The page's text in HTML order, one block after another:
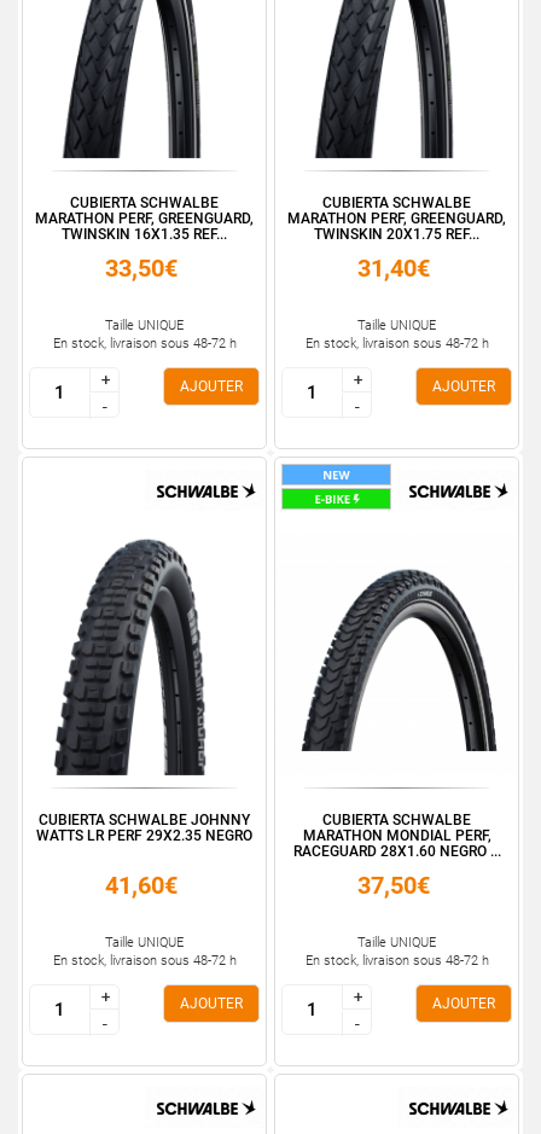
CUBIERTA SCHWALBE
MARATHON PERF, GREENGUARD,
TWINSKIN 16X1.35 REF...
33,50€
Taille UNIQUE
En stock, livraison sous 48-72 h
+
-
+
-
AJOUTER
CUBIERTA SCHWALBE
MARATHON PERF, GREENGUARD,
TWINSKIN 20X1.75 REF...
31,40€
Taille UNIQUE
En stock, livraison sous 48-72 h
+
-
+
-
AJOUTER
CUBIERTA SCHWALBE JOHNNY
WATTS LR PERF 29X2.35 NEGRO
41,60€
Taille UNIQUE
En stock, livraison sous 48-72 h
+
-
+
-
AJOUTER
CUBIERTA SCHWALBE
MARATHON MONDIAL PERF,
RACEGUARD 28X1.60 NEGRO ...
37,50€
Taille UNIQUE
En stock, livraison sous 48-72 h
+
-
+
-
AJOUTER